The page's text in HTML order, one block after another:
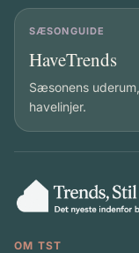
SÆSONGUIDE
HaveTrends
Sæsonens
havelinjer.
OM TST